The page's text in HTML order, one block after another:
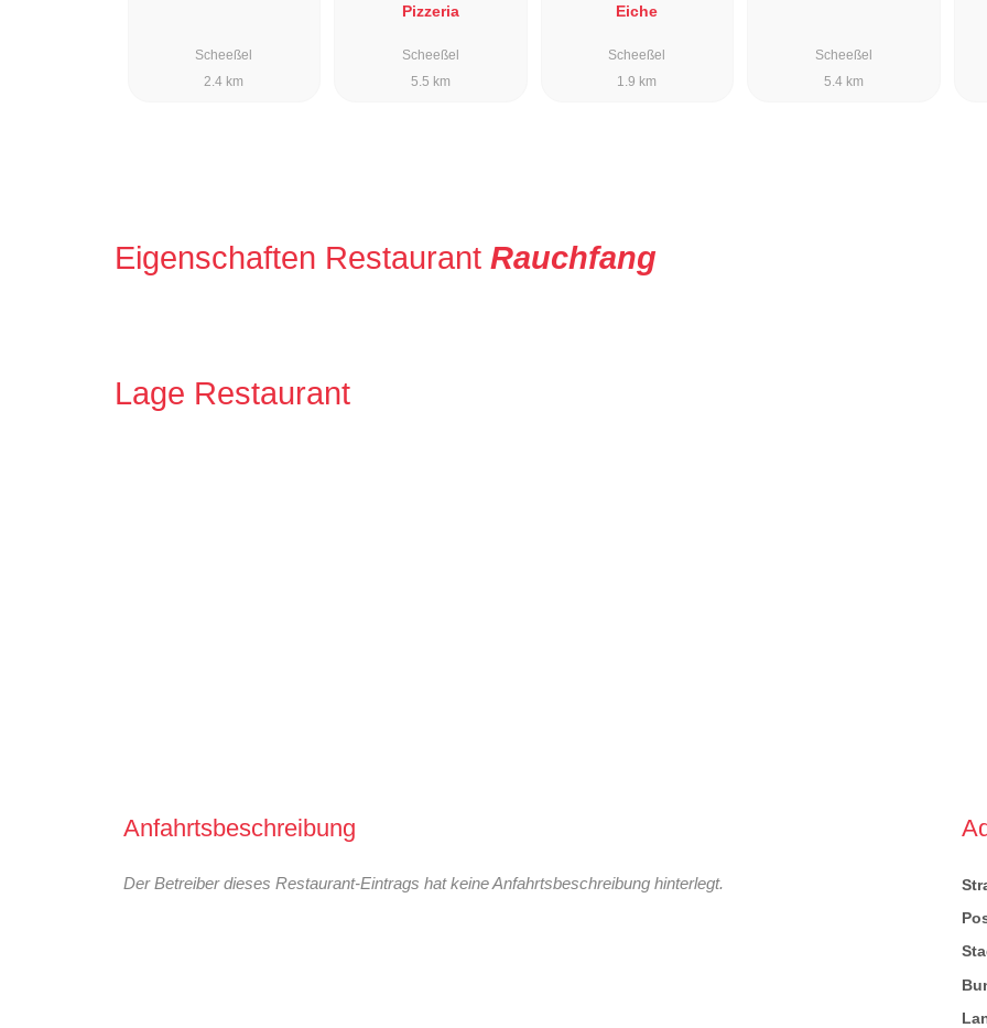
Scheeßel
2.4 km
Pizzeria
Scheeßel
5.5 km
Eiche
Scheeßel
1.9 km
Scheeßel
5.4 km
Eigenschaften Restaurant Rauchfang
Lage Restaurant
Anfahrtsbeschreibung
Der Betreiber dieses Restaurant-Eintrags hat keine Anfahrtsbeschreibung hinterlegt.